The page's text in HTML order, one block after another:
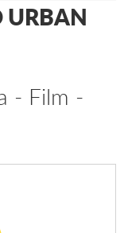
URBAN
- Film -